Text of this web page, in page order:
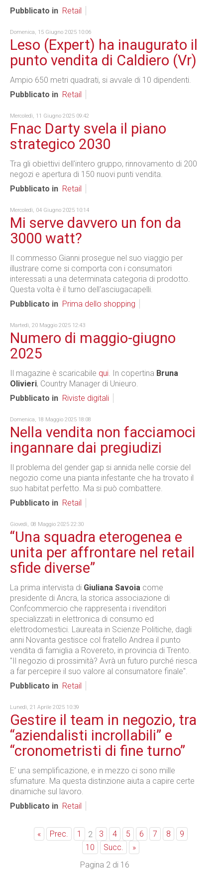
Pubblicato in Retail
Domenica, 15 Giugno 2025 10:06
Leso (Expert) ha inaugurato il
punto vendita di Caldiero (Vr)
Ampio 650 metri quadrati, si avvale di 10 dipendenti.
Pubblicato in Retail
Mercoledì, 11 Giugno 2025 09:42
Fnac Darty svela il piano
strategico 2030
Tra gli obiettivi dell'intero gruppo, rinnovamento di 200
negozi e apertura di 150 nuovi punti vendita.
Pubblicato in Retail
Mercoledì, 04 Giugno 2025 10:14
Mi serve davvero un fon da
3000 watt?
Il commesso Gianni prosegue nel suo viaggio per
illustrare come si comporta con i consumatori
interessati a una determinata categoria di prodotto.
Questa volta è il turno dell'asciugacapelli.
Pubblicato in Prima dello shopping
Martedì, 20 Maggio 2025 12:43
Numero di maggio-giugno
2025
Il magazine è scaricabile qui. In copertina Bruna
Olivieri, Country Manager di Unieuro.
Pubblicato in Riviste digitali
Domenica, 18 Maggio 2025 18:08
Nella vendita non facciamoci
ingannare dai pregiudizi
Il problema del gender gap si annida nelle corsie del
negozio come una pianta infestante che ha trovato il
suo habitat perfetto. Ma si può combattere.
Pubblicato in Retail
Giovedì, 08 Maggio 2025 22:30
“Una squadra eterogenea e
unita per affrontare nel retail
sfide diverse”
La prima intervista di Giuliana Savoia come
presidente di Ancra, la storica associazione di
Confcommercio che rappresenta i rivenditori
specializzati in elettronica di consumo ed
elettrodomestici. Laureata in Scienze Politiche, dagli
anni Novanta gestisce col fratello Andrea il punto
vendita di famiglia a Rovereto, in provincia di Trento.
"Il negozio di prossimità? Avrà un futuro purché riesca
a far percepire il suo valore al consumatore finale".
Pubblicato in Retail
Lunedì, 21 Aprile 2025 10:39
Gestire il team in negozio, tra
“aziendalisti incrollabili” e
“cronometristi di fine turno”
E’ una semplificazione, e in mezzo ci sono mille
sfumature. Ma questa distinzione aiuta a capire certe
dinamiche sul lavoro.
Pubblicato in Retail
« Prec. 1 2 3 4 5 6 7 8
9
10
Succ.
»
Pagina 2 di 16